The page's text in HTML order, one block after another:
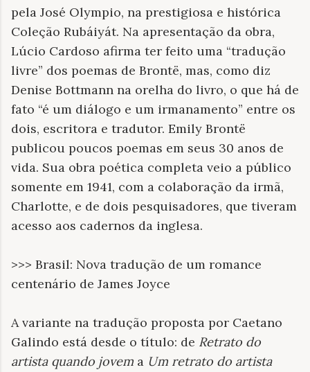
pela José Olympio, na prestigiosa e histórica
Coleção Rubáiyát. Na apresentação da obra,
Lúcio Cardoso afirma ter feito uma “tradução
livre” dos poemas de Brontë, mas, como diz
Denise Bottmann na orelha do livro, o que há de
fato “é um diálogo e um irmanamento” entre os
dois, escritora e tradutor. Emily Brontë
publicou poucos poemas em seus 30 anos de
vida. Sua obra poética completa veio a público
somente em 1941, com a colaboração da irmã,
Charlotte, e de dois pesquisadores, que tiveram
acesso aos cadernos da inglesa.
>>> Brasil: Nova tradução de um romance
centenário de James Joyce
A variante na tradução proposta por Caetano
Galindo está desde o título: de Retrato do
artista quando jovem a Um retrato do artista